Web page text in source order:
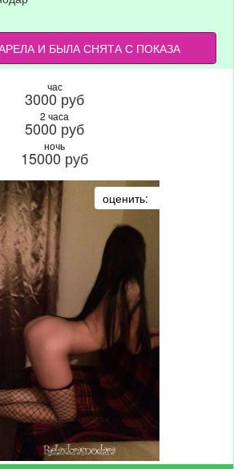
И БЫЛА СНЯТА С ПОКАЗА
час
3000 руб
2 часа
5000 руб
ночь
15000 руб
оценить: